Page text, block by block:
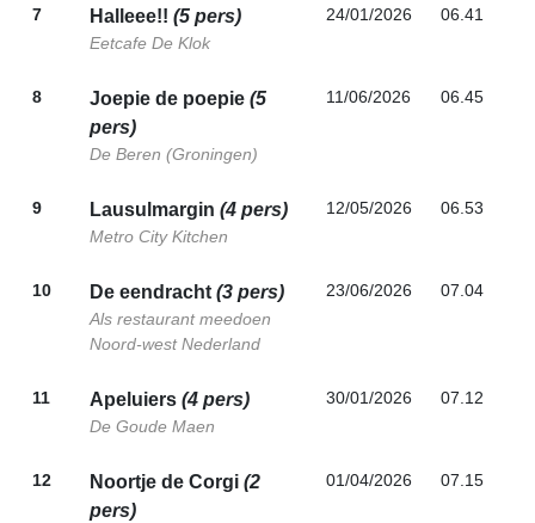
7 Halleee!! (5 pers)
Eetcafe De Klok
24/01/2026 06.41
8 Joepie de poepie (5
pers)
De Beren (Groningen)
11/06/2026 06.45
9 Lausulmargin (4 pers)
Metro City Kitchen
12/05/2026 06.53
10 De eendracht (3 pers)
Als restaurant meedoen
Noord-west Nederland
23/06/2026 07.04
11 Apeluiers (4 pers)
De Goude Maen
30/01/2026 07.12
12 Noortje de Corgi (2
pers)
01/04/2026 07.15